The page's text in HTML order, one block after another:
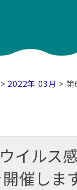
> 2022年 03月 >
イルス
催しま